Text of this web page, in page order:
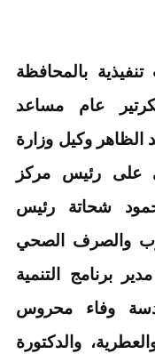
بالمحافظة
عام مساعد
وكيل وزارة
على رئيس مركز
شحاتة رئيس
والصرف الصحي
برنامج التنمية
وفاء محروس
والدكتورة